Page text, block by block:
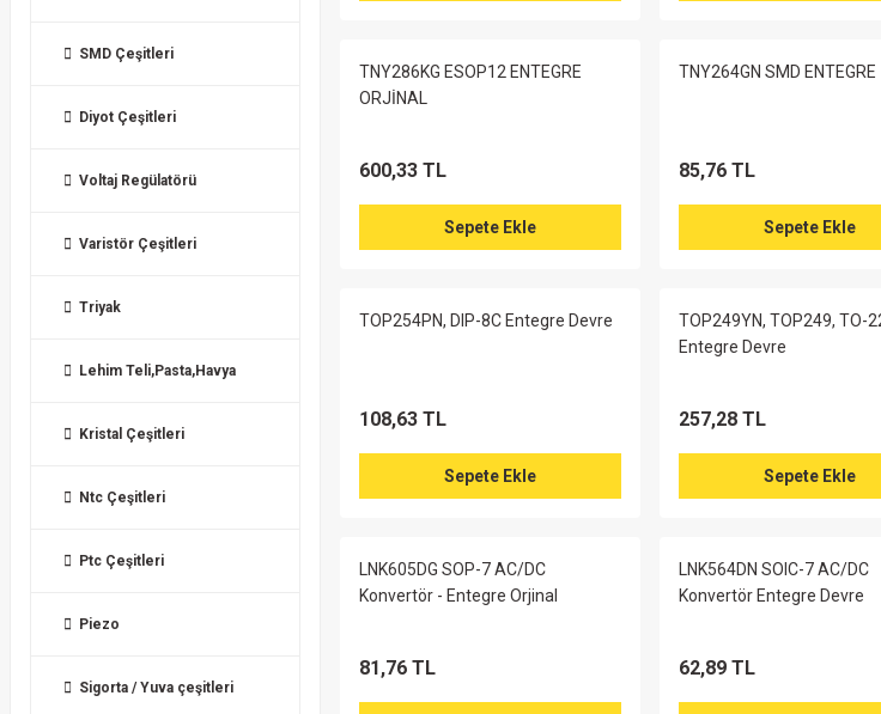
SMD Çeşitleri
Diyot Çeşitleri
Voltaj Regülatörü
Varistör Çeşitleri
Triyak
Lehim Teli,Pasta,Havya
Kristal Çeşitleri
Ntc Çeşitleri
Ptc Çeşitleri
Piezo
Sigorta / Yuva çeşitleri
TNY286KG ESOP12 ENTEGRE
ORJİNAL
600,33 TL
Sepete Ekle
TNY264GN SMD ENTEGRE
85,76 TL
Sepete Ekle
TOP254PN, DIP-8C Entegre Devre
108,63 TL
Sepete Ekle
TOP249YN, TOP249, TO-
Entegre Devre
257,28 TL
Sepete Ekle
LNK605DG SOP-7 AC/DC
Konvertör - Entegre Orjinal
81,76 TL
LNK564DN SOIC-7 AC/DC
Konvertör Entegre Devre
62,89 TL